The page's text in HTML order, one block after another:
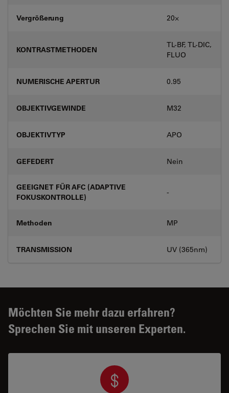
Vergrößerung 20⨉
KONTRASTMETHODEN
TL-BF, TL-DIC,
FLUO
NUMERISCHE APERTUR 0.95
OBJEKTIVGEWINDE M32
OBJEKTIVTYP APO
GEFEDERT Nein
GEEIGNET FÜR AFC (ADAPTIVE
FOKUSKONTROLLE)
-
Methoden MP
TRANSMISSION UV (365nm)
Möchten Sie mehr dazu erfahren?
Sprechen Sie mit unseren Experten.